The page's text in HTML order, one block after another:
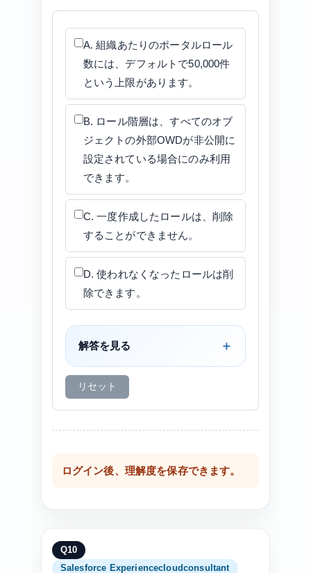
A. 組織あたりのポータルロール
数には、デフォルトで50,000件
という上限があります。
B. ロール階層は、すべてのオブ
ジェクトの外部OWDが非公開に
設定されている場合にのみ利用
できます。
C. 一度作成したロールは、削除
することができません。
D. 使われなくなったロールは削
除できます。
解答を見る
リセット
ログイン後、理解度を保存できます。
Q10
Salesforce Experiencecloudconsultant